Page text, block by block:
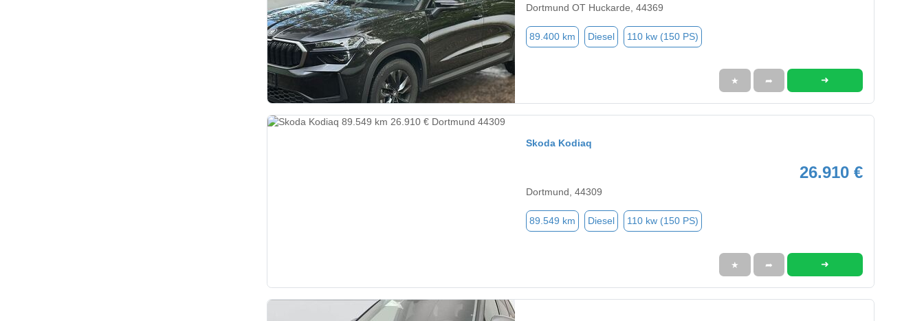
Dortmund OT Huckarde, 44369
89.400 km Diesel 110 kw (150 PS)
★ ➦ ➜
Skoda Kodiaq
26.910 €
Dortmund, 44309
89.549 km Diesel 110 kw (150 PS)
★ ➦ ➜